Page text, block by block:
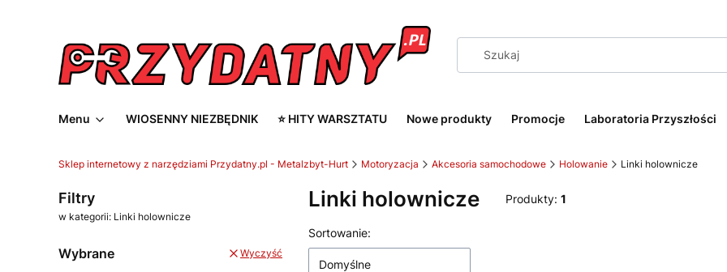
Menu WIOSENNY NIEZBĘDNIK ⭐ HITY WARSZTATU Nowe produkty Promocje Laboratoria Przyszłości
Sklep internetowy z narzędziami Przydatny.pl - Metalzbyt-Hurt Motoryzacja Akcesoria samochodowe Holowanie Linki holownicze
Filtry
w kategorii: Linki holownicze
Wybrane Wyczyść
Linki holownicze Produkty: 1
Lista produktów
Sortowanie:
Domyślne